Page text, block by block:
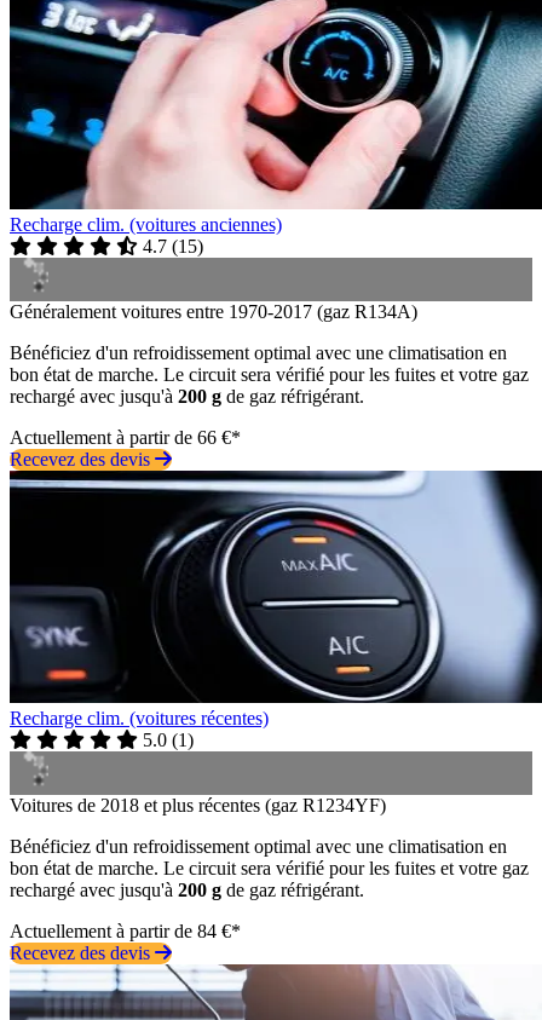
Recharge clim. (voitures anciennes)
4.7 (15)
Généralement voitures entre 1970-2017 (gaz R134A)
Bénéficiez d'un refroidissement optimal avec une climatisation en
bon état de marche. Le circuit sera vérifié pour les fuites et votre gaz
rechargé avec jusqu'à 200 g de gaz réfrigérant.
Actuellement à partir de 66 €*
Recevez des devis
Recharge clim. (voitures récentes)
5.0 (1)
Voitures de 2018 et plus récentes (gaz R1234YF)
Bénéficiez d'un refroidissement optimal avec une climatisation en
bon état de marche. Le circuit sera vérifié pour les fuites et votre gaz
rechargé avec jusqu'à 200 g de gaz réfrigérant.
Actuellement à partir de 84 €*
Recevez des devis